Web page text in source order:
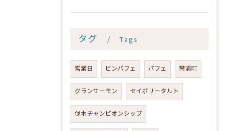
タグ Tags
営業日 ビンパフェ パフェ 琴浦町
グランサーモン セイボリータルト
伐木チャンピオンシップ